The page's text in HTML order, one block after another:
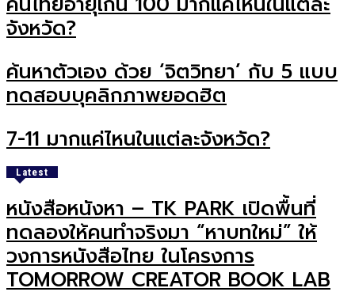
จังหวัด?
ค้นหาตัวเอง ด้วย ‘จิตวิทยา’ กับ 5 แบบ
ทดสอบบุคลิกภาพยอดฮิต
7-11 มากแค่ไหนในแต่ละจังหวัด?
Latest
หนังสือหนังหา – TK PARK เปิดพื้นที่
ทดลองให้คนทำจริงมา “หาบทใหม่” ให้
วงการหนังสือไทย ในโครงการ
TOMORROW CREATOR BOOK LAB